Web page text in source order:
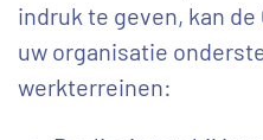
indruk te geven, kan
uw organisatie
werkterreinen: